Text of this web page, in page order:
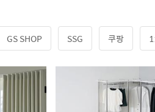
GS SHOP SSG 쿠팡